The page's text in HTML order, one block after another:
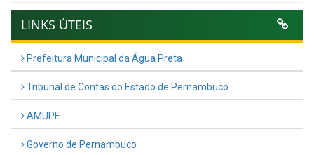
LINKS ÚTEIS
Prefeitura Municipal da Água Preta
Tribunal de Contas do Estado de Pernambuco
AMUPE
Governo de Pernambuco